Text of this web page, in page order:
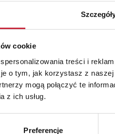
cookie
treści i
o tym, jak korzystasz z
mogą połączyć te
z ich usług.
Preferencje
37 x 45 cm (w świetle
A. Wiliński 1927
- 2 400 zł